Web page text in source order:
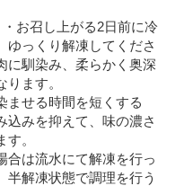
お召し上がる2日前に冷
ゆっくり解凍してくださ
に馴染み、柔らかく奥深
ります。
ませる時間を短くする
込みを抑えて、味の濃さ
。
合は流水にて解凍を行っ
半解凍状態で調理を行う